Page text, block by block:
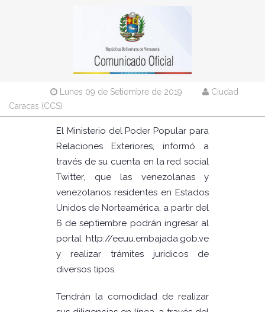
Lunes 09 de Setiembre de 2019
Ciudad
Caracas (CCS)
El Ministerio del Poder Popular para
Relaciones Exteriores, informó a
través de su cuenta en la red social
Twitter, que las venezolanas y
venezolanos residentes en Estados
Unidos de Norteamérica, a partir del
6 de septiembre podrán ingresar al
portal http://eeuu.embajada.gob.ve
y realizar trámites jurídicos de
diversos tipos.
Tendrán la comodidad de realizar